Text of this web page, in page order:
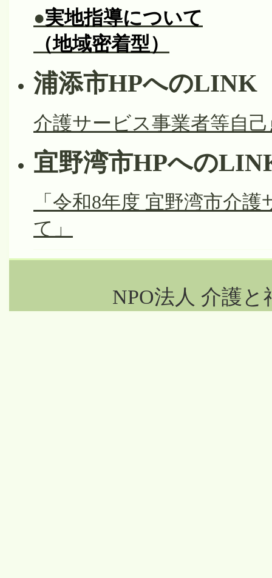
●実地指導について
（地域密着型）
浦添市HPへのLINK
介護サービス事業者等自
宜野湾市HPへの
「令和8年度 宜野湾市介
て」
NPO法人 介護と福